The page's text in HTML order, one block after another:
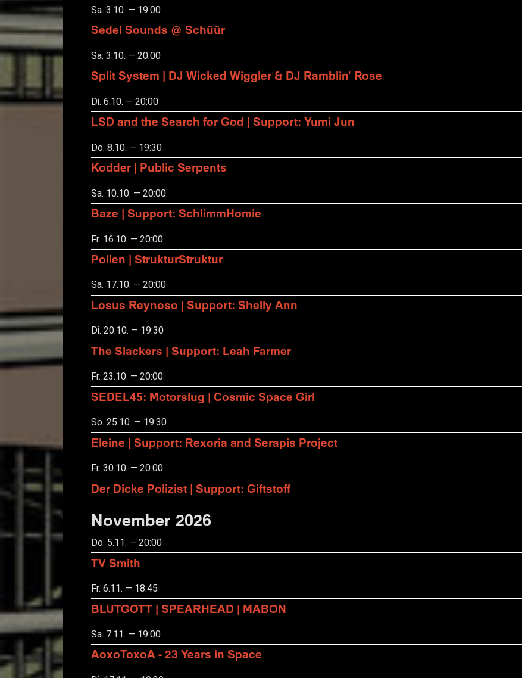
Sa. 3.10. — 19:00
Sedel Sounds @ Schüür
Sa. 3.10. — 20:00
Split System | DJ Wicked Wiggler & DJ Ramblin' Rose
Di. 6.10. — 20:00
LSD and the Search for God | Support: Yumi Jun
Do. 8.10. — 19:30
Kodder | Public Serpents
Sa. 10.10. — 20:00
Baze | Support: SchlimmHomie
Fr. 16.10. — 20:00
Pollen | StrukturStruktur
Sa. 17.10. — 20:00
Losus Reynoso | Support: Shelly Ann
Di. 20.10. — 19:30
The Slackers | Support: Leah Farmer
Fr. 23.10. — 20:00
SEDEL45: Motorslug | Cosmic Space Girl
So. 25.10. — 19:30
Eleine | Support: Rexoria and Serapis Project
Fr. 30.10. — 20:00
Der Dicke Polizist | Support: Giftstoff
November 2026
Do. 5.11. — 20:00
TV Smith
Fr. 6.11. — 18:45
BLUTGOTT | SPEARHEAD | MABON
Sa. 7.11. — 19:00
AoxoToxoA - 23 Years in Space